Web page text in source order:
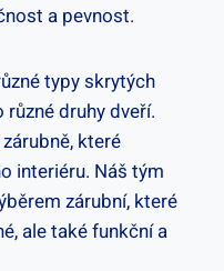
a pevnost.
typy skrytých
druhy dveří.
které
interiéru. Náš tým
zárubní, které
ale také funkční a